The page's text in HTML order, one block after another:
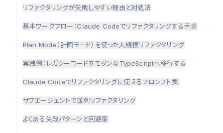
リファクタリングが失敗しやすい理由と対処法
基本ワークフロー：Claude Codeでリファクタリングする手順
Plan Mode（計画モード）を使った大規模リファクタリング
実践例：レガシーコードをモダンなTypeScriptへ移行する
Claude Codeでリファクタリングに使えるプロンプト集
サブエージェントで並列リファクタリング
よくある失敗パターンと回避策